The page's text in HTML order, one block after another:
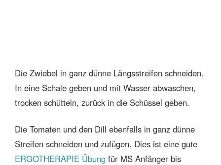
Die Zwiebel in ganz dünne Längsstreifen schneiden.
In eine Schale geben und mit Wasser abwaschen,
trocken schütteln, zurück in die Schüssel geben.
Die Tomaten und den Dill ebenfalls in ganz dünne
Streifen schneiden und zufügen. Dies ist eine gute
ERGOTHERAPIE Übung für MS Anfänger bis